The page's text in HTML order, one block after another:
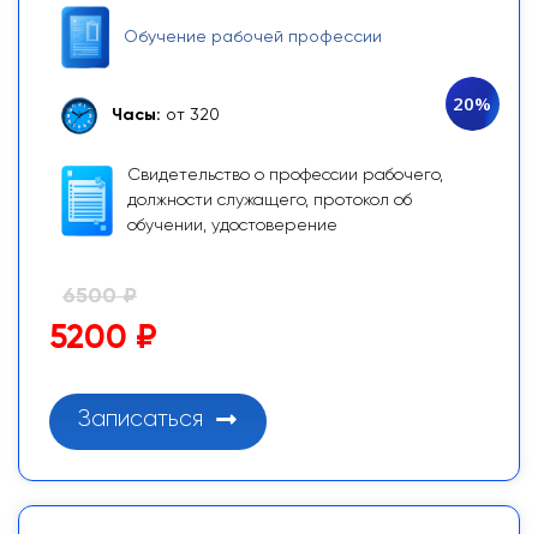
Обучение рабочей профессии
Часы: от 320
Свидетельство о профессии рабочего,
должности служащего, протокол об
обучении, удостоверение
20%
6500 ₽
5200 ₽
Записаться